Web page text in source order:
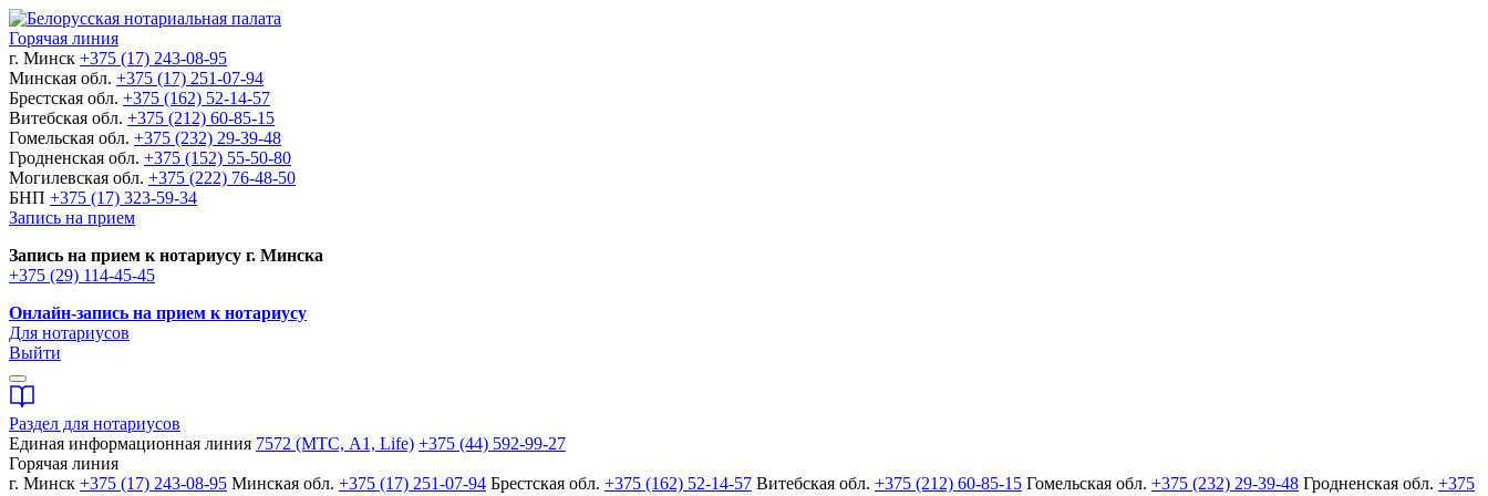
Горячая линия
г. Минск +375 (17) 243-08-95
Минская обл. +375 (17) 251-07-94
Брестская обл. +375 (162) 52-14-57
Витебская обл. +375 (212) 60-85-15
Гомельская обл. +375 (232) 29-39-48
Гродненская обл. +375 (152) 55-50-80
Могилевская обл. +375 (222) 76-48-50
БНП +375 (17) 323-59-34
Запись на прием
Запись на прием к нотариусу г. Минска
+375 (29) 114-45-45
Онлайн-запись на прием к нотариусу
Для нотариусов
Выйти
Раздел для нотариусов
Единая информационная линия 7572 (МТС, A1, Life) +375 (44) 592-99-27
Горячая линия
г. Минск +375 (17) 243-08-95 Минская обл. +375 (17) 251-07-94 Брестская обл. +375 (162) 52-14-57 Витебская обл. +375 (212) 60-85-15 Гомельская обл. +375 (232) 29-39-48 Гродненская обл. +375